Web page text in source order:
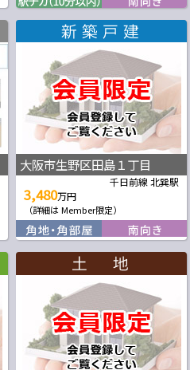
大阪市生野区田島１丁目
千日前線 北巽駅
3,480万円
（詳細は Member限定）